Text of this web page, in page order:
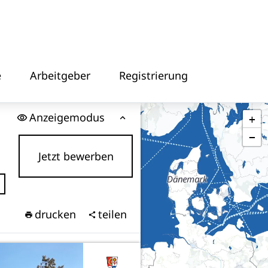
Arbeitgeber Registrierung
Anzeigemodus
Jetzt bewerben
drucken teilen
+
−